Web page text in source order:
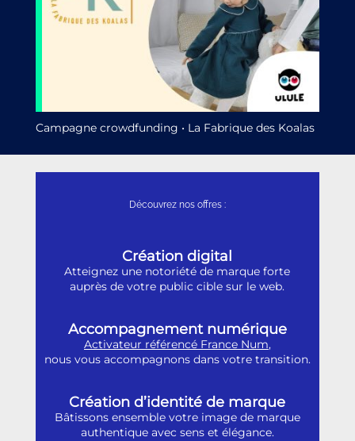
Campagne crowdfunding • La Fabrique des Koalas
Découvrez nos offres :
Création digital
Atteignez une notoriété de marque forte
auprès de votre public cible sur le web.
Accompagnement numérique
Activateur référencé France Num,
nous vous accompagnons dans votre transition.
Création d’identité de marque
Bâtissons ensemble votre image de marque
authentique avec sens et élégance.